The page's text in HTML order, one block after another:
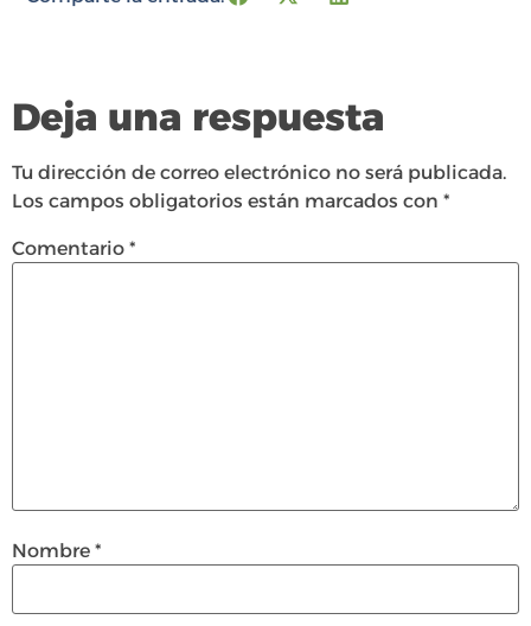
Deja una respuesta
Tu dirección de correo electrónico no será publicada.
Los campos obligatorios están marcados con *
Comentario *
Nombre *